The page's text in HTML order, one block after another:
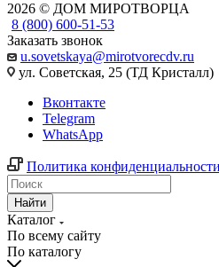
2026 © ДОМ МИРОТВОРЦА
8 (800) 600-51-53
Заказать звонок
u.sovetskaya@mirotvorecdv.ru
ул. Советская, 25 (ТД Кристалл)
Вконтакте
Telegram
WhatsApp
Политика конфиденциальности
Найти
Каталог
По всему сайту
По каталогу